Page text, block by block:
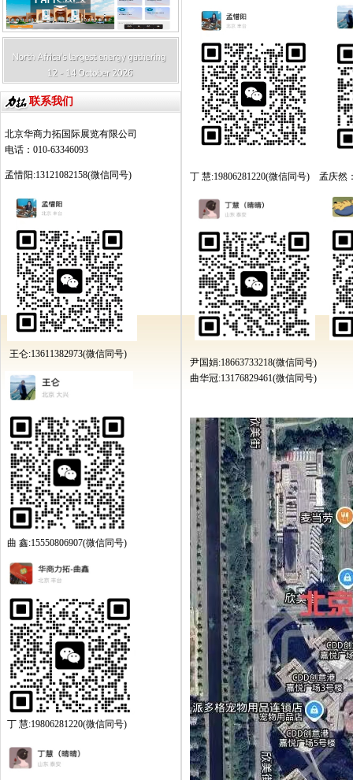
联系我们
北京华商力拓国际展览有限公司
电话：010-63346093
孟惜阳:13121082158(微信同号)
王仑:13611382973(微信同号)
曲 鑫:15550806907(微信同号)
丁 慧:19806281220(微信同号)
丁 慧:19806281220(微信同号) 孟庆然
尹国娟:18663733218(微信同号)
曲华冠:13176829461(微信同号)